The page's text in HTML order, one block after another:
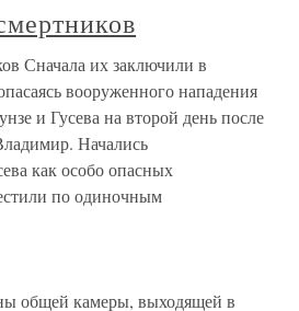
Сначала их заключили в
вооруженного нападения
и Гусева на второй день после
Начались
как особо опасных
по одиночным
общей камеры, выходящей в